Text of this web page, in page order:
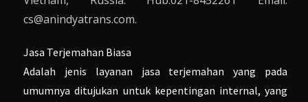
cs@anindyatrans.com.
Jasa Terjemahan Biasa
Adalah jenis layanan jasa terjemahan yang pada
umumnya ditujukan untuk kepentingan internal, yang